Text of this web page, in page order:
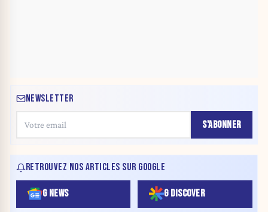
NEWSLETTER
S'ABONNER
RETROUVEZ NOS ARTICLES SUR GOOGLE
G NEWS G DISCOVER